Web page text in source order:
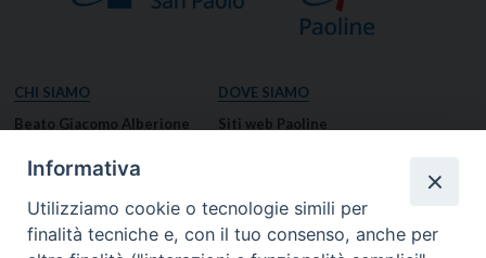
CHI SIAMO
Beato Giacomo Alberione
Missione Paolina
Luoghi delle Origini
DOVE SIAMO
Siti web Paoline
Notizie dal governo generale
Notizie in breve
Informativa
Utilizziamo cookie o tecnologie simili per
finalità tecniche e, con il tuo consenso, anche per